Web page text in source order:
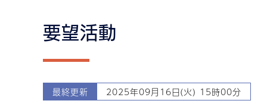
要望活動
最終更新 2025年09月16日(火) 15時00分